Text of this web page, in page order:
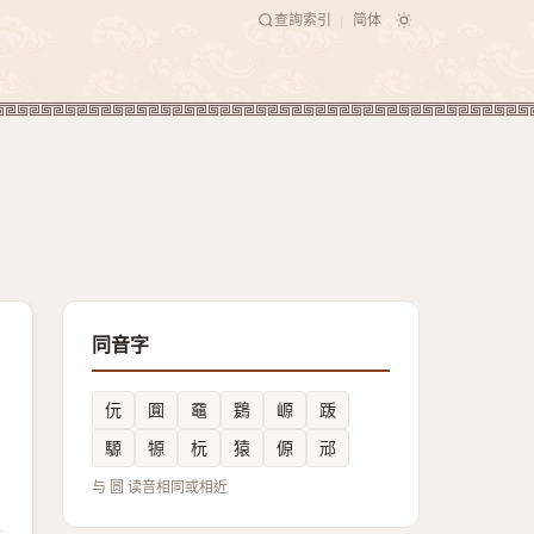
查詢索引 简体
同音字
㐾 圎 黿 鶢 㟲
䟦
騵
㹉 杬 猿 傆 邧
与 圆 读音相同或相近